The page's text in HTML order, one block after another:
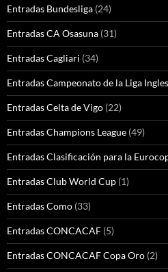
Entradas Bundesliga (24)
Entradas CA Osasuna (31)
Entradas Cagliari (34)
Entradas Campeonato de la Liga
Entradas Celta de Vigo (22)
Entradas Champions League (49)
Entradas Clasificación para la
Entradas Club World Cup (1)
Entradas Como (33)
Entradas CONCACAF (5)
Entradas CONCACAF Copa Oro (2)